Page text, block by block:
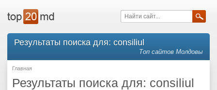
Результаты поиска для: consiliul
Топ сайтов Молдовы
Главная
Результаты поиска для: consiliul